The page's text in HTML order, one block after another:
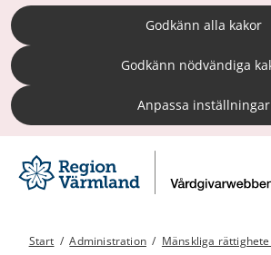
Godkänn alla kakor
Godkänn nödvändiga
Anpassa inställningar
Start / Administration / Mänskliga